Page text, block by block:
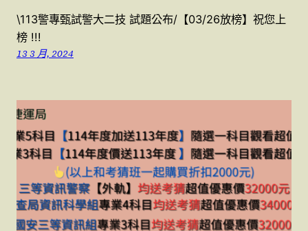
\113警專甄試警大二技 試題公布/【03/26放榜】祝您上
榜 !!!
13 3 月, 2024